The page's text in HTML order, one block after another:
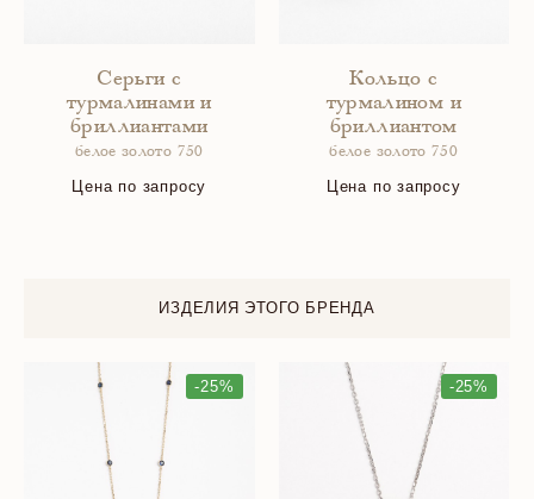
Серьги с
турмалинами и
бриллиантами
белое золото 750
Цена по запросу
Кольцо с
турмалином и
бриллиантом
белое золото 750
Цена по запросу
ИЗДЕЛИЯ ЭТОГО БРЕНДА
-25% -25%